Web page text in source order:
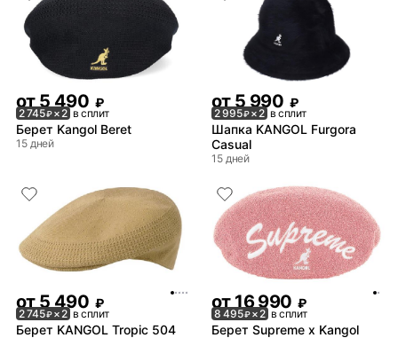
от5 490 ₽
2 745₽× 2 в сплит
Берет Kangol Beret
15 дней
от5 990 ₽
2 995₽× 2 в сплит
Шапка KANGOL Furgora
Casual
15 дней
от 5 490 ₽
2 745₽× 2 в сплит
Берет KANGOL Tropic 504
от 16 990 ₽
8 495₽× 2 в сплит
Берет Supreme x Kangol